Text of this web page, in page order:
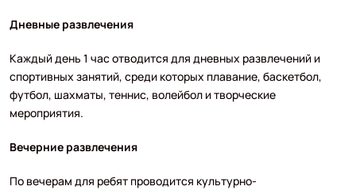
Дневные развлечения
Каждый день 1 час отводится для дневных развлечений и
спортивных занятий, среди которых плавание, баскетбол,
футбол, шахматы, теннис, волейбол и творческие
мероприятия.
Вечерние развлечения
По вечерам для ребят проводится культурно-